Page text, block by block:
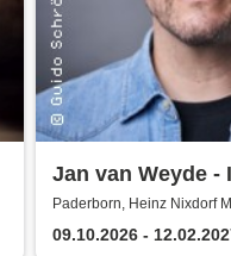
Jan van Weyde -
Weyder...
Paderborn, Heinz Nixdorf
09.10.2026 -